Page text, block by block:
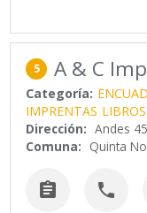
5 A & C
Categoría:
IMPRENTAS LIBROS
Dirección: Andes
Comuna: Quinta
 